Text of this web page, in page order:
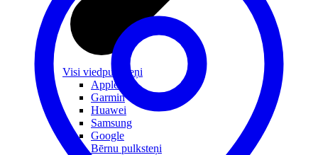
Visi viedpulksteņi
Apple
Garmin
Huawei
Samsung
Google
Bērnu pulksteņi